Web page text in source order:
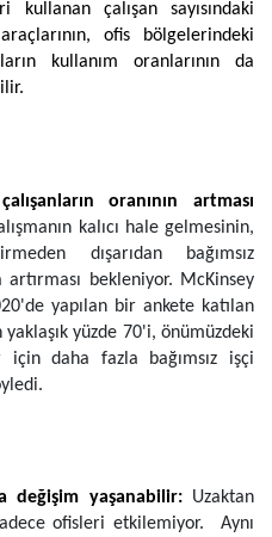
çalışan sayısındaki
ofis bölgelerindeki
kullanım oranlarının da
oranının artması
kalıcı hale gelmesinin,
dışarıdan bağımsız
artırması bekleniyor. McKinsey
yapılan bir ankete katılan
yüzde 70'i, önümüzdeki
daha fazla bağımsız işçi
değişim yaşanabilir:Uzaktan
ofisleri etkilemiyor. Aynı